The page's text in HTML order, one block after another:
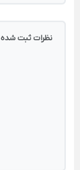
نظرات ثبت شده